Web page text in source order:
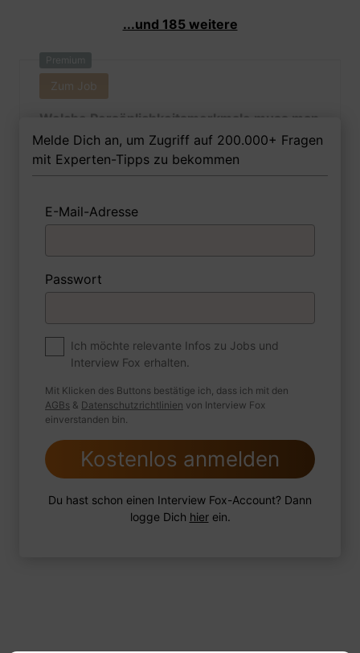
...und 185 weitere
Premium
Zum Job
Welche Persönlichkeitsmerkmale muss man
als Raumausstatterin Ihrer Meinung nach
besitzen, um in dem Job erfolgreich zu
sein?
1 FoxTipp Antwort schreiben Audio aufnehmen
Wie sind Sie mit einer Situation
umgegangen, in der Sie einen
leistungsschwachen Mitarbeiter hatten?
Melde Dich an, um Zugriff auf 200.000+ Fragen
mit Experten-Tipps zu bekommen
E-Mail-Adresse
Passwort
Ich möchte relevante Infos zu Jobs und
Interview Fox erhalten.
Mit Klicken des Buttons bestätige ich, dass ich mit den
AGBs & Datenschutzrichtlinien von Interview Fox
einverstanden bin.
Kostenlos anmelden
Du hast schon einen Interview Fox-Account? Dann
logge Dich hierein.